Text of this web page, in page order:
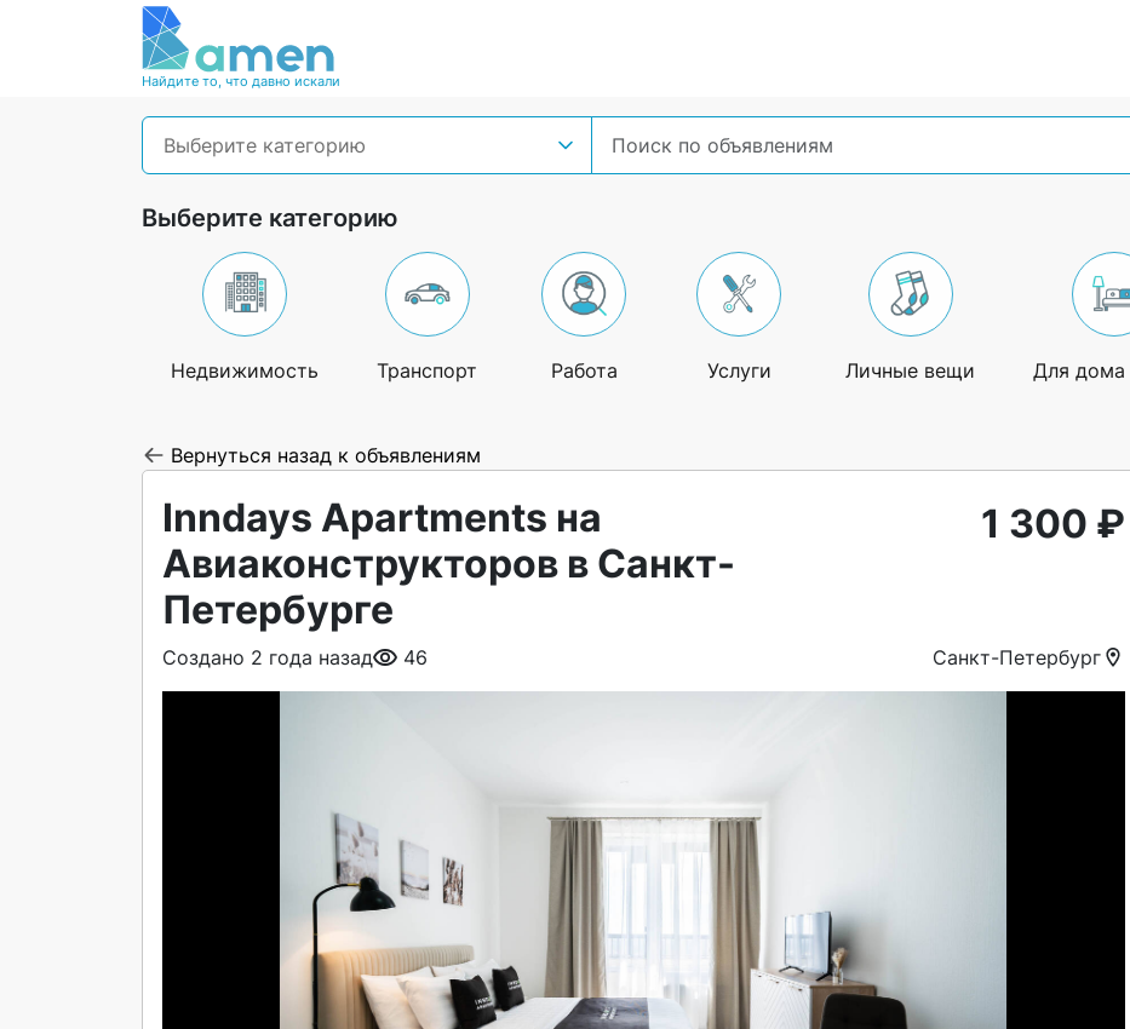
Найдите то, что давно искали
Выберите категорию
Выберите категорию
Недвижимость Транспорт Работа Услуги Личные вещи Для дома
Вернуться назад к объявлениям
Inndays Apartments на
Авиаконструкторов в Санкт-
Петербурге
1 300 ₽
Создано 2 года назад 46 Санкт-Петербург